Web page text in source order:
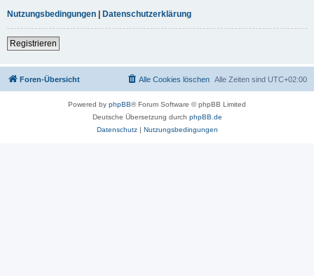
Nutzungsbedingungen | Datenschutzerklärung
Registrieren
Foren-Übersicht Alle Zeiten sind UTC+02:00
Alle Cookies löschen
Powered by phpBB® Forum Software © phpBB Limited
Deutsche Übersetzung durch phpBB.de
Datenschutz| Nutzungsbedingungen